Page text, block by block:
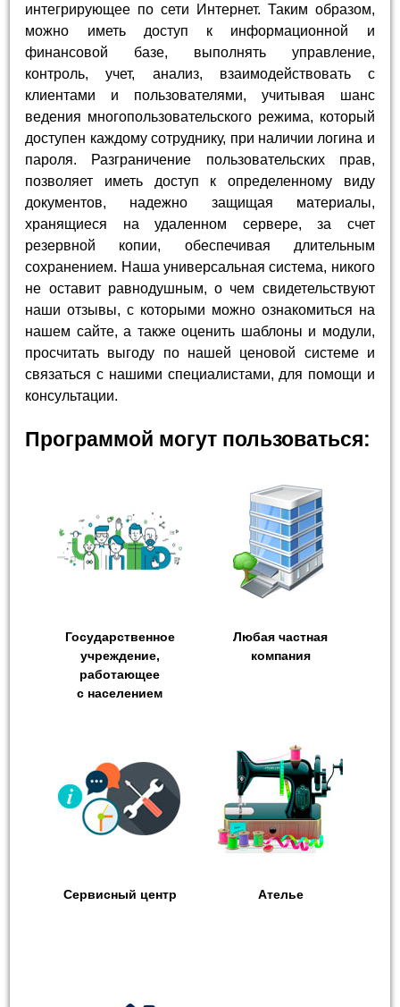
интегрирующее по сети Интернет. Таким образом,
можно иметь доступ к информационной и
финансовой базе, выполнять управление,
контроль, учет, анализ, взаимодействовать с
клиентами и пользователями, учитывая шанс
ведения многопользовательского режима, который
доступен каждому сотруднику, при наличии логина и
пароля. Разграничение пользовательских прав,
позволяет иметь доступ к определенному виду
документов, надежно защищая материалы,
хранящиеся на удаленном сервере, за счет
резервной копии, обеспечивая длительным
сохранением. Наша универсальная система, никого
не оставит равнодушным, о чем свидетельствуют
наши отзывы, с которыми можно ознакомиться на
нашем сайте, а также оценить шаблоны и модули,
просчитать выгоду по нашей ценовой системе и
связаться с нашими специалистами, для помощи и
консультации.
Программой могут пользоваться:
Государственное
учреждение,
работающее
с населением
Любая частная
компания
Сервисный центр Ателье